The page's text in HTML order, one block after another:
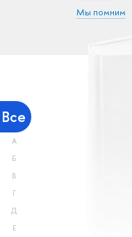
Мы помним
Все
А
Б
В
Г
Д
Е